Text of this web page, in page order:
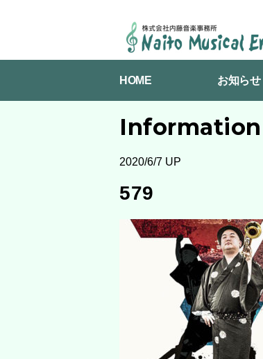
NAITO
ENTERPRISES
HOME お知らせ
Information
2020/6/7 UP
579